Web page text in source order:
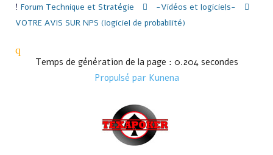
Forum Technique et Stratégie
-Vidéos et logiciels-
VOTRE AVIS SUR NPS (logiciel de probabilité)
Temps de génération de la page : 0.204 secondes
Propulsé par Kunena